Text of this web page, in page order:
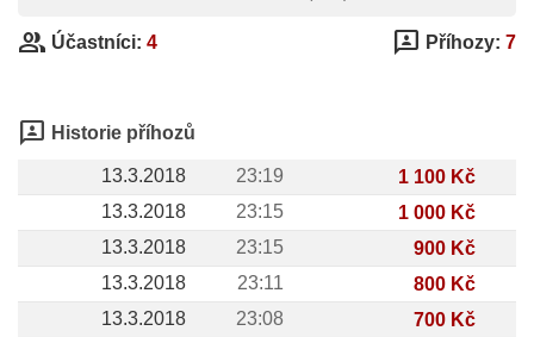
group Účastníci: 4 3p Příhozy: 7
3p Historie příhozů
13.3.2018 23:19
1 100 Kč
13.3.2018
23:15
1 000 Kč
13.3.2018
23:15
900 Kč
13.3.2018
23:11
800 Kč
13.3.2018
23:08
700 Kč